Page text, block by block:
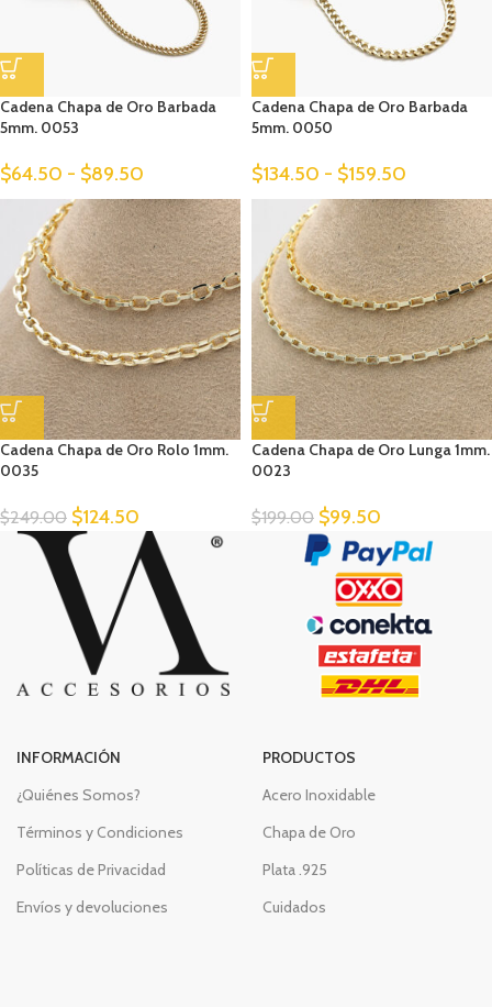
Cadena Chapa de Oro Barbada
5mm. 0053
$64.50 - $89.50
Cadena Chapa de Oro Barbada
5mm. 0050
$134.50 - $159.50
Cadena Chapa de Oro Rolo 1mm.
0035
$249.00 $124.50
Cadena Chapa de Oro Lunga 1mm.
0023
$199.00 $99.50
INFORMACIÓN
¿Quiénes Somos?
Términos y Condiciones
Políticas de Privacidad
Envíos y devoluciones
PRODUCTOS
Acero Inoxidable
Chapa de Oro
Plata .925
Cuidados